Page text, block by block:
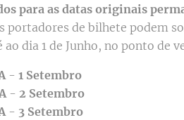
para as datas originais
portadores de bilhete podem
ao dia 1 de Junho, no ponto de
- 1 Setembro
- 2 Setembro
- 3 Setembro